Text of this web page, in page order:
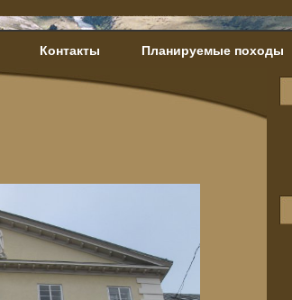
Контакты Планируемые походы